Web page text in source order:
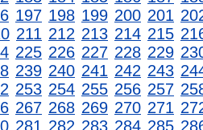
197 198 199 200 201
211 212 213 214 215
225 226 227 228 229
239 240 241 242 243
253 254 255 256 257
267 268 269 270 271
281 282 283 284 285